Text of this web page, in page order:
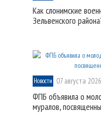
Как слонимские
Зельвенского
Новости 07 августа 2026
ФПБ объявила о
муралов,